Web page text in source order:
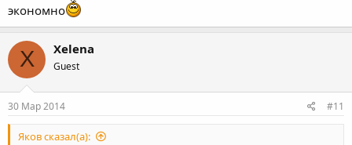
экономно
X Xelena
Guest
30 Мар 2014 #11
Яков сказал(а):